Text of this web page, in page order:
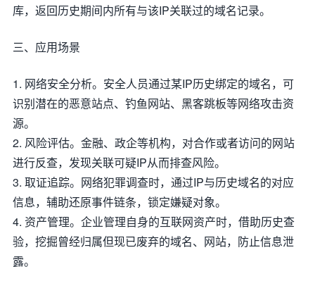
库，返回历史期间内所有与该IP关联过的域名记录。
三、应用场景
1. 网络安全分析。安全人员通过某IP历史绑定的域名，可
识别潜在的恶意站点、钓鱼网站、黑客跳板等网络攻击资
源。
2. 风险评估。金融、政企等机构，对合作或者访问的网站
进行反查，发现关联可疑IP从而排查风险。
3. 取证追踪。网络犯罪调查时，通过IP与历史域名的对应
信息，辅助还原事件链条，锁定嫌疑对象。
4. 资产管理。企业管理自身的互联网资产时，借助历史查
验，挖掘曾经归属但现已废弃的域名、网站，防止信息泄
露。